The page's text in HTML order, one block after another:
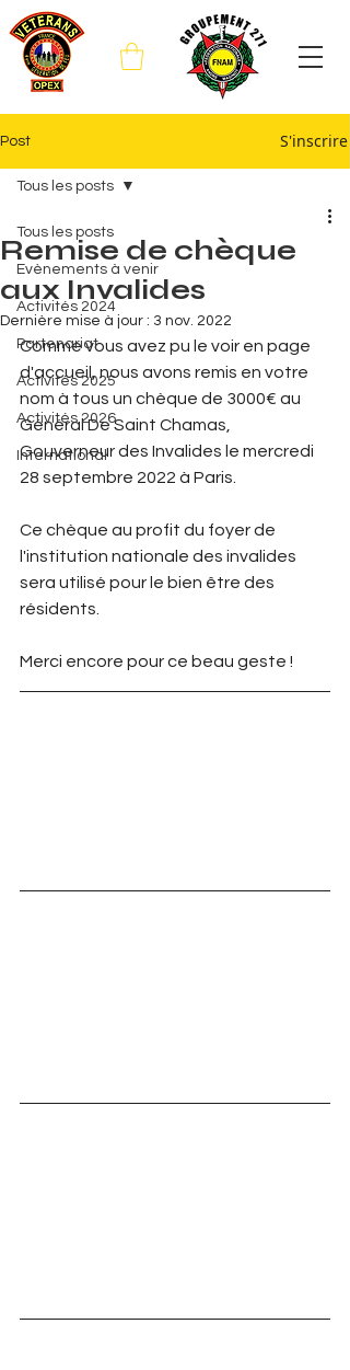
Post S'inscrire
Tous les posts
Evènements à venir
Activités 2024
Partenariat
Activités 2025
Activités 2026
International
Tous les posts
Remise de chèque
aux Invalides
Dernière mise à jour : 3 nov. 2022
Comme vous avez pu le voir en page
d'accueil, nous avons remis en votre
nom à tous un chèque de 3000€ au
Général De Saint Chamas,
Gouverneur des Invalides le mercredi
28 septembre 2022 à Paris.
Ce chèque au profit du foyer de
l'institution nationale des invalides
sera utilisé pour le bien être des
résidents.
Merci encore pour ce beau geste !